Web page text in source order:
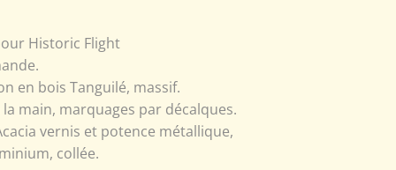
Historic Flight
en bois Tanguilé, massif.
main, marquages par décalques.
vernis et potence métallique,
collée.